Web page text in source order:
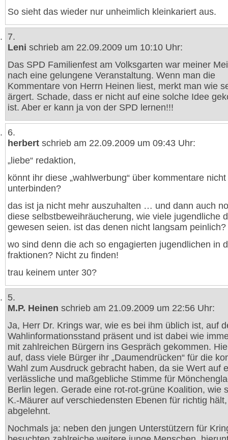
So sieht das wieder nur unheimlich kleinkariert aus.
7.
Leni schrieb am 22.09.2009 um 10:10 Uhr:
Das SPD Familienfest am Volksgarten war meiner
nach eine gelungene Veranstaltung. Wenn man die
Kommentare von Herrn Heinen liest, merkt man wie
ärgert. Schade, dass er nicht auf eine solche Idee
ist. Aber er kann ja von der SPD lernen!!!
6.
herbert schrieb am 22.09.2009 um 09:43 Uhr:
„liebe“ redaktion,
könnt ihr diese „wahlwerbung“ über kommentare nicht
unterbinden?
das ist ja nicht mehr auszuhalten … und dann auch
diese selbstbeweihräucherung, wie viele jugendliche
gewesen seien. ist das denen nicht langsam peinlich?
wo sind denn die ach so engagierten jugendlichen in
fraktionen? Nicht zu finden!
trau keinem unter 30?
5.
M.P. Heinen schrieb am 21.09.2009 um 22:56 Uhr:
Ja, Herr Dr. Krings war, wie es bei ihm üblich ist, auf
Wahlinformationsstand präsent und ist dabei wie
mit zahlreichen Bürgern ins Gespräch gekommen.
auf, dass viele Bürger ihr „Daumendrücken“ für die
Wahl zum Ausdruck gebracht haben, da sie Wert auf
verlässliche und maßgebliche Stimme für
Berlin legen. Gerade eine rot-rot-grüne Koalition, wie
K.-Mäurer auf verschiedensten Ebenen für richtig
abgelehnt.
Nochmals ja: neben den jungen Unterstützern für